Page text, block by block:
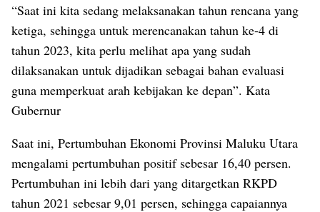
“Saat ini kita sedang melaksanakan tahun rencana yang
ketiga, sehingga untuk merencanakan tahun ke-4 di
tahun 2023, kita perlu melihat apa yang sudah
dilaksanakan untuk dijadikan sebagai bahan evaluasi
guna memperkuat arah kebijakan ke depan”. Kata
Gubernur
Saat ini, Pertumbuhan Ekonomi Provinsi Maluku Utara
mengalami pertumbuhan positif sebesar 16,40 persen.
Pertumbuhan ini lebih dari yang ditargetkan RKPD
tahun 2021 sebesar 9,01 persen, sehingga capaiannya